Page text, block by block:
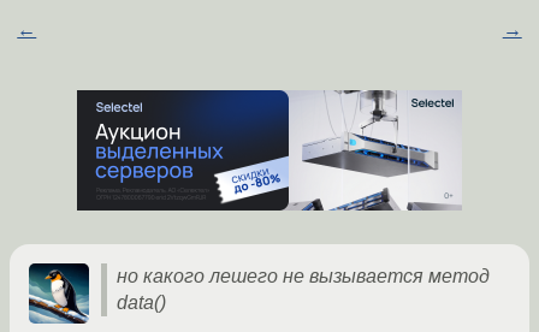
← →
но какого лешего не вызывается метод
data()